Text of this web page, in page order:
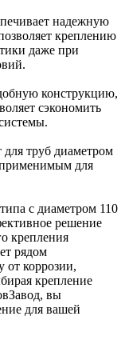
надежную
креплению
даже при
конструкцию,
сэкономить
труб диаметром
применимым для
с диаметром 110
решение
крепления
рядом
от коррозии,
крепление
вы
для вашей